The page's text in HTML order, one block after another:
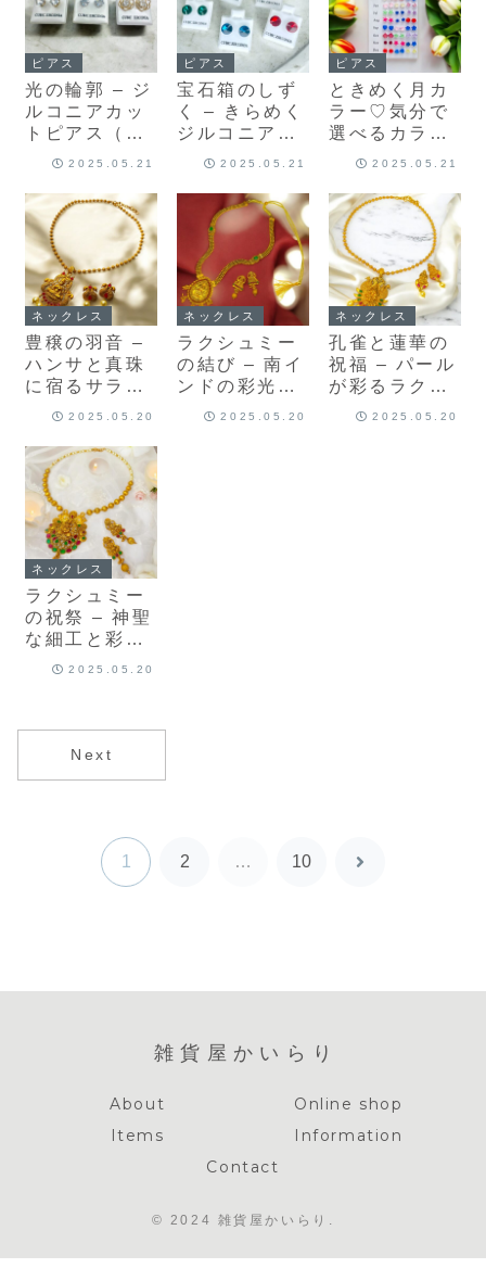
ピアス
光の輪郭 – ジ
ルコニアカッ
トピアス（選
べる3種）
2025.05.21
ピアス
宝石箱のしず
く – きらめく
ジルコニアピ
アス
2025.05.21
ピアス
ときめく月カ
ラー♡気分で
選べるカラフ
ル誕生石風ピ
2025.05.21
ネックレス
豊穣の羽音 –
ハンサと真珠
に宿るサラス
ヴァティーの
ピアス
2025.05.20
ネックレス
ラクシュミー
の結び – 南イ
ンドの彩光ネ
ックレス＆ピ
2025.05.20
ネックレス
孔雀と蓮華の
祝福 – パール
が彩るラクシ
ュミーのネッ
2025.05.20
ネックレス
ラクシュミー
の祝祭 – 神聖
な細工と彩玉
のネックレス
2025.05.20
Next
1 2 … 10
次
雑貨屋かいらり
About
Online shop
Items
Information
Contact
© 2024 雑貨屋かいらり.